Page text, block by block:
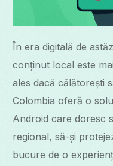
În era digitală de
conținut local este
ales dacă călătorești
Colombia oferă o
Android care doresc
regional, să-și
bucure de o